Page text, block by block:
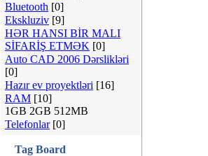
Bluetooth [0]
Ekskluziv [9]
HƏR HANSI BİR MALI
SİFARİŞ ETMƏK [0]
Auto CAD 2006 Dərslikləri
[0]
Hazır ev proyektləri [16]
RAM [10]
1GB 2GB 512MB
Telefonlar [0]
Tag Board